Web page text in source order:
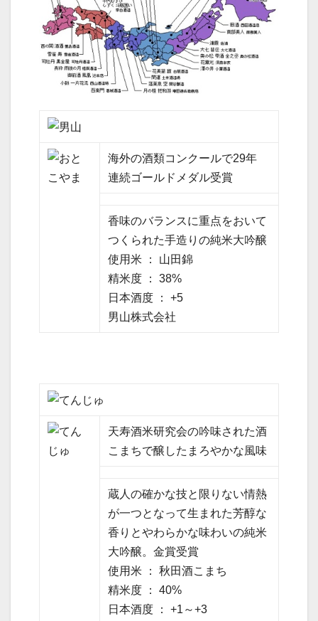
海外の酒類コンクールで29年
連続ゴールドメダル受賞
香味のバランスに重点をおいて
つくられた手造りの純米大吟醸
使用米 ： 山田錦
精米度 ： 38%
日本酒度 ： +5
男山株式会社
天寿酒米研究会の吟味された酒
こまちで醸したまろやかな風味
蔵人の確かな技と限りない情熱
が一つとなって生まれた芳醇な
香りとやわらかな味わいの純米
大吟醸。金賞受賞
使用米 ： 秋田酒こまち
精米度 ： 40%
日本酒度 ： +1～+3